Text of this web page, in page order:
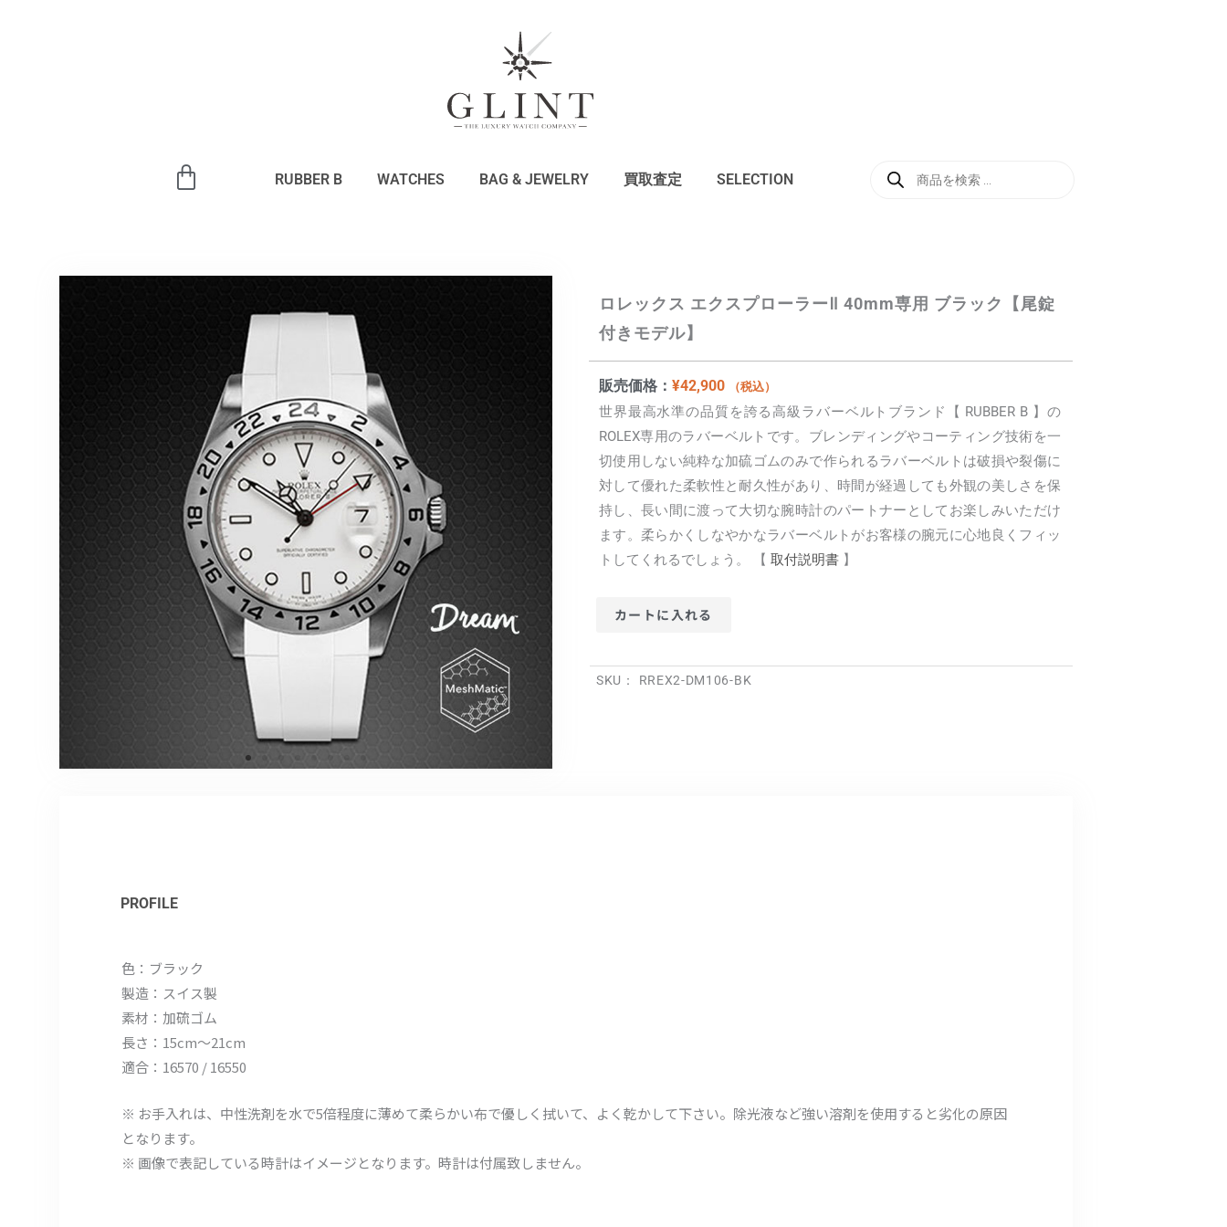
RUBBER B WATCHES BAG & JEWELRY 買取査定 SELECTION
ロレックス エクスプローラーⅡ 40mm専用 ブラック【尾錠
付きモデル】
販売価格： ¥42,900 （税込）
世界最高水準の品質を誇る高級ラバーベルトブランド【 RUBBER B 】の
ROLEX専用のラバーベルトです。ブレンディングやコーティング技術を一
切使用しない純粋な加硫ゴムのみで作られるラバーベルトは破損や裂傷に
対して優れた柔軟性と耐久性があり、時間が経過しても外観の美しさを保
持し、長い間に渡って大切な腕時計のパートナーとしてお楽しみいただけ
ます。柔らかくしなやかなラバーベルトがお客様の腕元に心地良くフィッ
トしてくれるでしょう。 【 取付説明書 】
カートに入れる
SKU： RREX2-DM106-BK
PROFILE
色：ブラック
製造：スイス製
素材：加硫ゴム
長さ：15cm～21cm
適合：16570 / 16550
※ お手入れは、中性洗剤を水で5倍程度に薄めて柔らかい布で優しく拭いて、よく乾かして下さい。除光液など強い溶剤を使用すると劣化の原因
となります。
※ 画像で表記している時計はイメージとなります。時計は付属致しません。